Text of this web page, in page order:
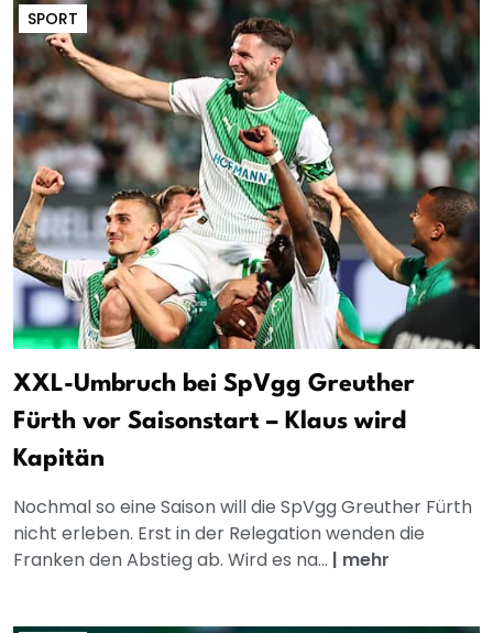
SPORT
XXL-Umbruch bei SpVgg Greuther
Fürth vor Saisonstart – Klaus wird
Kapitän
Nochmal so eine Saison will die SpVgg Greuther Fürth
nicht erleben. Erst in der Relegation wenden die
Franken den Abstieg ab. Wird es na... | mehr